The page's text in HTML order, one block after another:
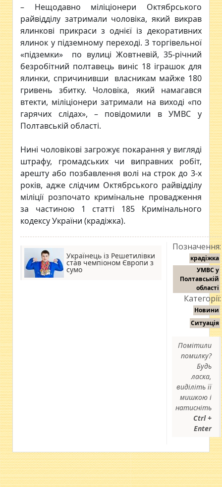
– Нещодавно міліціонери Октябрського
райвідділу затримали чоловіка, який викрав
ялинкові прикраси з однієї із декоративних
ялинок у підземному переході. З торгівельної
«підземки» по вулиці Жовтневій, 35-річний
безробітний полтавець виніс 18 іграшок для
ялинки, спричинивши власникам майже 180
гривень збитку. Чоловіка, який намагався
втекти, міліціонери затримали на виході «по
гарячих слідах», – повідомили в УМВС у
Полтавській області.
Нині чоловікові загрожує покарання у вигляді
штрафу, громадських чи виправних робіт,
арешту або позбавлення волі на строк до 3-х
років, адже слідчим Октябрського райвідділу
міліції розпочато кримінальне провадження
за частиною 1 статті 185 Кримінального
кодексу України (крадіжка).
Українець із Решетилівки
став чемпіоном Європи з
сумо
Позначення:
крадіжка
УМВС у
Полтавській
області
Категорії:
Новини
Ситуація
Помітили
помилку?
Будь
ласка,
виділіть її
мишкою і
натисніть
Ctrl +
Enter